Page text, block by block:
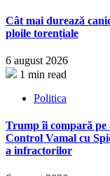
Cât mai durează
ploile torențiale
6 august 2026
1 min read
Politica
Trump îi compară pe
Control Vamal cu
a infractorilor